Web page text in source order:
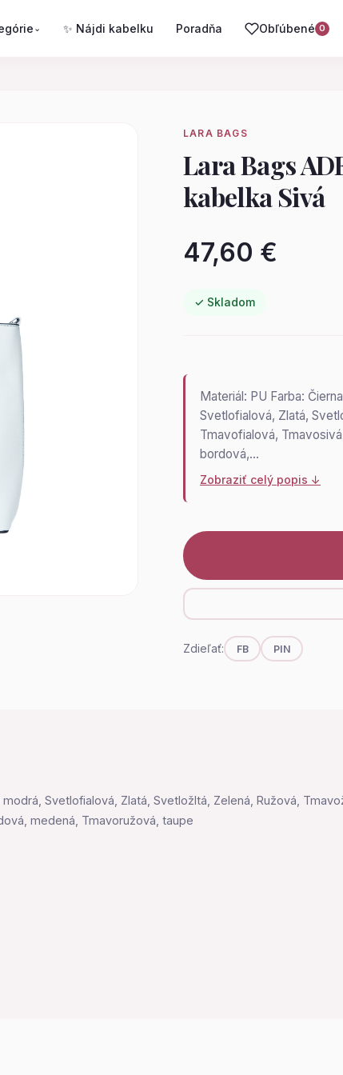
⌄ ✨ Nájdi kabelku Poradňa Obľúbené 0
LARA BAGS
Lara Bags
kabelka Sivá
47,60 €
✓ Skladom
Materiál: PU Farba:
Svetlofialová, Zlatá,
Tmavofialová,
bordová,…
Zobraziť celý popis ↓
Zdieľať: FB PIN
Svetlofialová, Zlatá, Svetložltá, Zelená, Ružová,
medená, Tmavoružová, taupe